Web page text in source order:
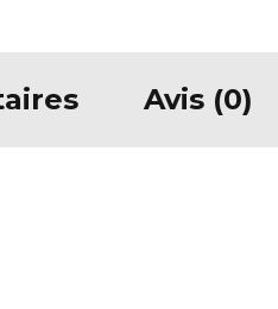
Avis (0)